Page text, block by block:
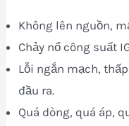
Không lên nguồn,
Chảy nổ công suất
Lỗi ngắn mạch,
đầu ra.
Quá dòng, quá áp,